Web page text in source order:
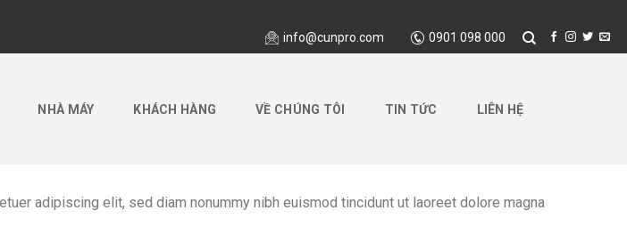
info@cunpro.com 0901 098 000
NHÀ MÁY KHÁCH HÀNG VỀ CHÚNG TÔI TIN TỨC LIÊN HỆ
adipiscing elit, sed diam nonummy nibh euismod tincidunt ut laoreet dolore magna